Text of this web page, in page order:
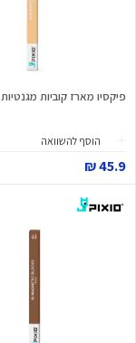
פיקסיו מארז קוביות מגנטיות 16 יח...
הוסף להשוואה
45.9 ₪